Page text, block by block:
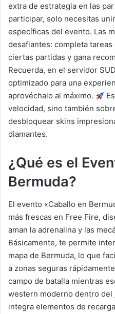
extra de estrategia en las
participar, solo necesitas
específicas del evento. Las
desafiantes: completa
ciertas partidas y gana
Recuerda, en el servidor
optimizado para una
aprovéchalo al máximo.
velocidad, sino también
desbloquear skins
diamantes.
¿Qué es el
Bermuda?
El evento «Caballo en
más frescas en Free Fire,
aman la adrenalina y las
Básicamente, te permite
mapa de Bermuda, lo que
a zonas seguras
campo de batalla mientras
western moderno dentro del
integra elementos de